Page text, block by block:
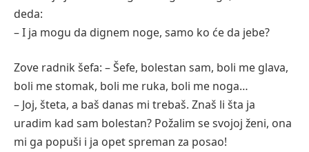
deda:
– I ja mogu da dignem noge, samo ko će da jebe?
Zove radnik šefa: – Šefe, bolestan sam, boli me glava,
boli me stomak, boli me ruka, boli me noga…
– Joj, šteta, a baš danas mi trebaš. Znaš li šta ja
uradim kad sam bolestan? Požalim se svojoj ženi, ona
mi ga popuši i ja opet spreman za posao!